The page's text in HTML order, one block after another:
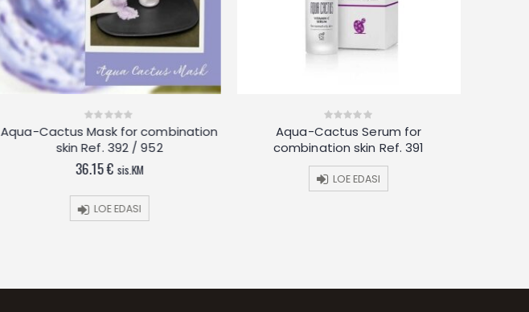
0
out
of
Aqua-Cactus Mask for combination
skin Ref. 392 / 952
36.15€ sis.KM
LOE EDASI
0
out
of
Aqua-Cactus Serum for
combination skin Ref. 391
LOE EDASI